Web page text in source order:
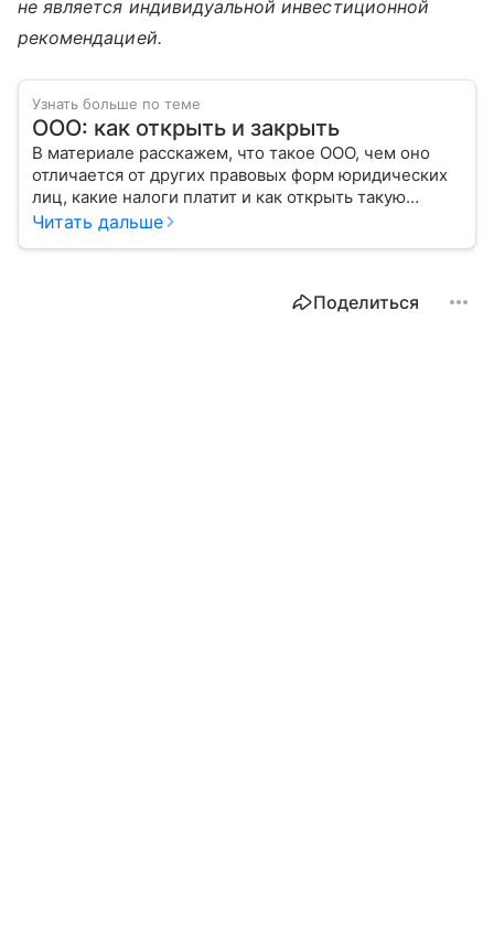
не является индивидуальной инвестиционной
рекомендацией.
Узнать больше по теме
ООО: как открыть и закрыть
В материале расскажем, что такое ООО, чем оно
отличается от других правовых форм юридических
лиц, какие налоги платит и как открыть такую
организацию.
Читать дальше
Поделиться